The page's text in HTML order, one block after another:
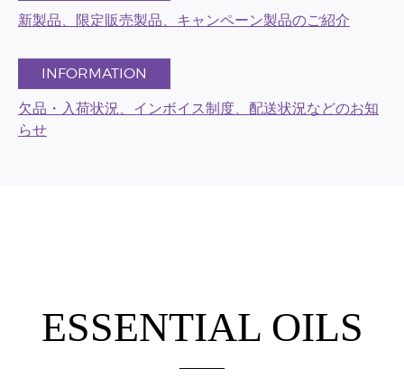
新製品、限定販売製品、キャンペーン製品のご紹介
INFORMATION
欠品・入荷状況、インボイス制度、配送状況などのお知
らせ
ESSENTIAL OILS